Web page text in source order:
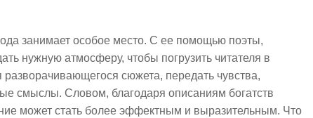
занимает особое место. С ее помощью поэты,
нужную атмосферу, чтобы погрузить читателя в
сюжета, передать чувства,
смыслы. Словом, благодаря описаниям богатств
может стать более эффектным и выразительным. Что